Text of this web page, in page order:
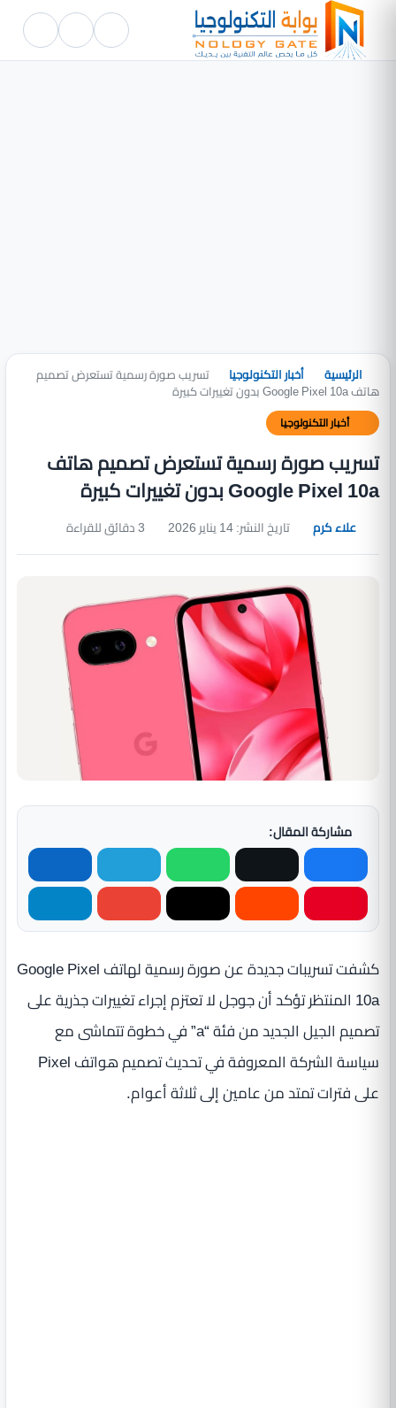
الرئيسية أخبار التكنولوجيا تسريب صورة رسمية تستعرض تصميم
هاتف Google Pixel 10a بدون تغييرات كبيرة
أخبار التكنولوجيا
تسريب صورة رسمية تستعرض تصميم هاتف
Google Pixel 10a بدون تغييرات كبيرة
علاء كرم تاريخ النشر: 14 يناير 2026
مشاركة المقال:
كشفت تسريبات جديدة عن صورة رسمية لهاتف Google Pixel
10a المنتظر تؤكد أن جوجل لا تعتزم إجراء تغييرات جذرية على
تصميم الجيل الجديد من فئة “a” في خطوة تتماشى مع
سياسة الشركة المعروفة في تحديث تصميم هواتف Pixel
على فترات تمتد من عامين إلى ثلاثة أعوام.